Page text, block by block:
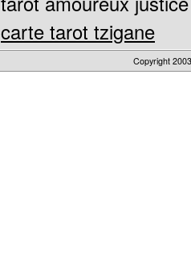
carte tarot tzigane
Copyright